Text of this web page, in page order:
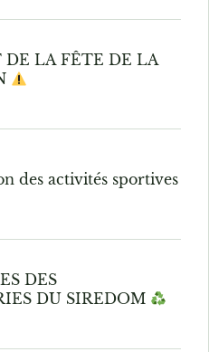
DE LA FÊTE DE LA
des activités sportives
DES
DU SIREDOM